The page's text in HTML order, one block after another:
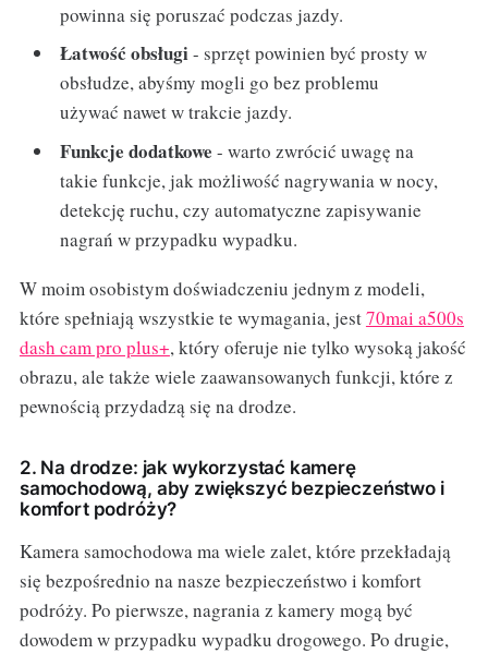
powinna się poruszać podczas jazdy.
Łatwość obsługi- sprzęt powinien być prosty w
obsłudze, abyśmy mogli go bez problemu
używać nawet w trakcie jazdy.
Funkcje dodatkowe - warto zwrócić uwagę na
takie funkcje, jak możliwość nagrywania w nocy,
detekcję ruchu, czy automatyczne zapisywanie
nagrań w przypadku wypadku.
W moim osobistym doświadczeniu jednym z modeli,
które spełniają wszystkie te wymagania, jest70mai a500s
dash cam pro plus+, który oferuje nie tylko wysoką jakość
obrazu, ale także wiele zaawansowanych funkcji, które z
pewnością przydadzą się na drodze.
2. Na drodze: jak wykorzystać kamerę
samochodową, aby zwiększyć bezpieczeństwo i
komfort podróży?
Kamera samochodowa ma wiele zalet, które przekładają
się bezpośrednio na nasze bezpieczeństwo i komfort
podróży. Po pierwsze, nagrania z kamery mogą być
dowodem w przypadku wypadku drogowego. Po drugie,